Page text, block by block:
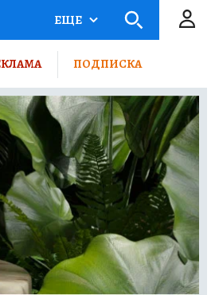
КП
ЕЩЕ
ПОДПИСКА